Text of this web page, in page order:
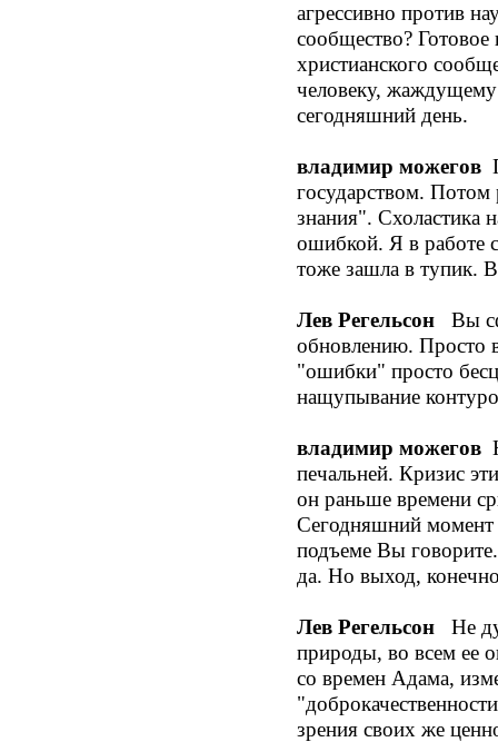
агрессивно против
сообщество?
христианского
человеку,
сегодняшний день.
владимир можегов
государством. Потом
знания". Схоластика
ошибкой. Я в работе
тоже зашла в тупик.
Лев Регельсон Вы
обновлению. Просто
"ошибки" просто
нащупывание
владимир можегов
печальней. Кризис
он раньше времени
Сегодняшний момент
подъеме Вы
да. Но выход,
Лев Регельсон Не
природы, во всем ее
со времен Адама,
зрения своих же